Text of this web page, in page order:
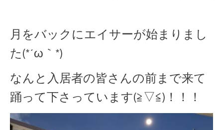
月をバックにエイサーが始まりまし
た(*´ω｀*)
なんと入居者の皆さんの前まで来て
踊って下さっています(≧▽≦)！！！